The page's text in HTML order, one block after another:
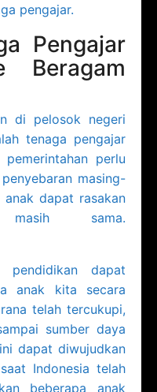
pengajar.
Pengajar
Beragam
di pelosok negeri
tenaga pengajar
perlu
masing-
dapat rasakan
sama.
dapat
anak kita secara
telah tercukupi,
sumber daya
dapat diwujudkan
Indonesia telah
beberapa anak